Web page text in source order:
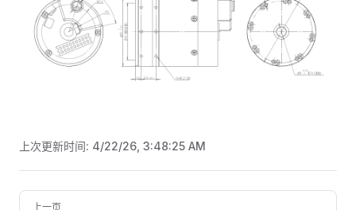
上次更新时间: 4/22/26, 3:48:25 AM
Pager
上一页